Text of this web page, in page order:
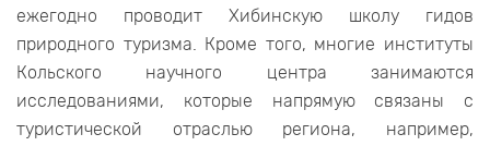
ежегодно проводит Хибинскую школу гидов
природного туризма. Кроме того, многие институты
Кольского научного центра занимаются
исследованиями, которые напрямую связаны с
туристической отраслью региона, например,